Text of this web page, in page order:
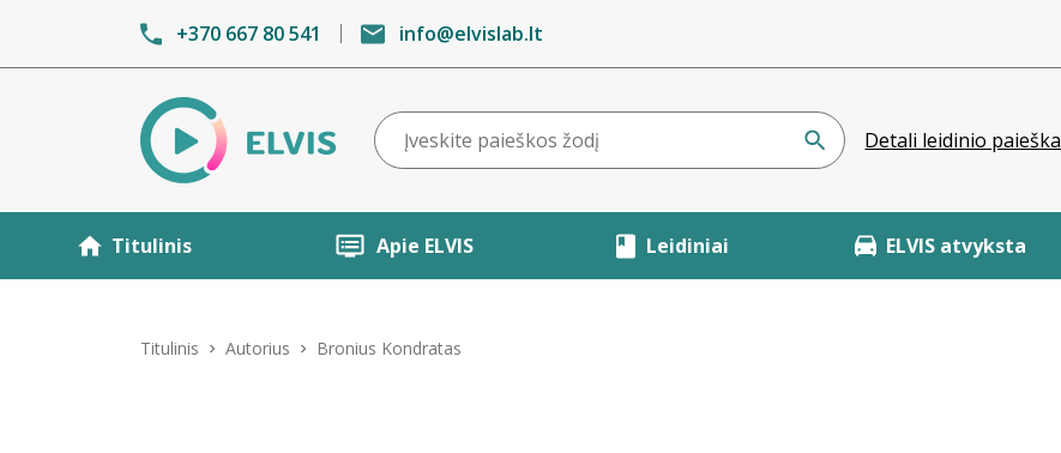
+370 667 80 541 info@elvislab.lt
Detali leidinio paieška
Titulinis Apie ELVIS Leidiniai ELVIS atvyksta
Titulinis Autorius Bronius Kondratas